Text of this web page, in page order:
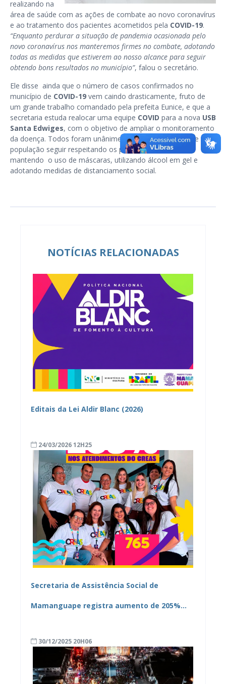
realizando na
área de saúde com as ações de combate ao novo coronavírus
e ao tratamento dos pacientes acometidos pela COVID-19.
“Enquanto perdurar a situação de pandemia ocasionada pelo
novo coronavírus nos manteremos firmes no combate, adotando
todas as medidas que estiverem ao nosso alcance para seguir
obtendo bons resultados no município”, falou o secretário.
Ele disse ainda que o número de casos confirmados no
município de COVID-19 vem caindo drasticamente, fruto de
um grande trabalho comandado pela prefeita Eunice, e que a
secretaria estuda realocar uma equipe COVID para a nova USB
Santa Edwiges, com o objetivo de ampliar o monitoramento
da doença. Todos foram unânimes quanto a necessidade da
população seguir respeitando os protocolos sanitários,
mantendo o uso de máscaras, utilizando álcool em gel e
adotando medidas de distanciamento social.
NOTÍCIAS RELACIONADAS
Editais da Lei Aldir Blanc (2026)
24/03/2026 12H25
Secretaria de Assistência Social de
Mamanguape registra aumento de 205%
30/12/2025 20H06